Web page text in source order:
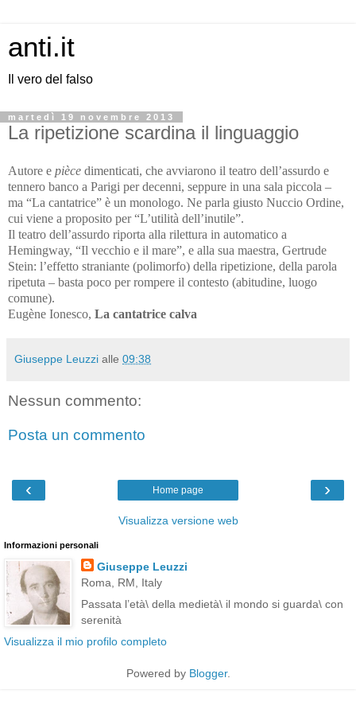
anti.it
Il vero del falso
martedì 19 novembre 2013
La ripetizione scardina il linguaggio
Autore e pièce dimenticati, che avviarono il teatro dell’assurdo e
tennero banco a Parigi per decenni, seppure in una sala piccola –
ma “La cantatrice” è un monologo. Ne parla giusto Nuccio Ordine,
cui viene a proposito per “L’utilità dell’inutile”.
Il teatro dell’assurdo riporta alla rilettura in automatico a
Hemingway, “Il vecchio e il mare”, e alla sua maestra, Gertrude
Stein: l’effetto straniante (polimorfo) della ripetizione, della parola
ripetuta – basta poco per rompere il contesto (abitudine, luogo
comune).
Eugène Ionesco, La cantatrice calva
Giuseppe Leuzzi alle 09:38
Nessun commento:
Posta un commento
‹ ›
Home page
Visualizza versione web
Informazioni personali
Giuseppe Leuzzi
Roma, RM, Italy
Passata l’età\ della medietà\ il mondo si guarda\ con
serenità
Visualizza il mio profilo completo
Powered by Blogger.